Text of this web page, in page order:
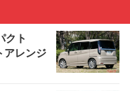
クト
レンジ